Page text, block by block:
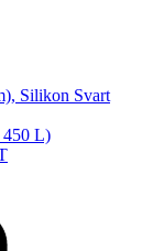
Silikon Svart
450 L)